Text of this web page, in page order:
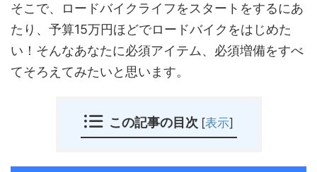
そこで、ロードバイクライフをスタートをするにあ
たり、予算15万円ほどでロードバイクをはじめた
い！そんなあなたに必須アイテム、必須増備をすべ
てそろえてみたいと思います。
この記事の目次 [表示]